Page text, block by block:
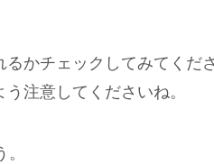
かチェックしてみてくださ
注意してくださいね。